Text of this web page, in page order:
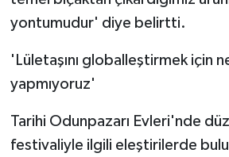
yontumudur' diye belirtti.
'Lületaşını globalleştirmek için
yapmıyoruz'
Tarihi Odunpazarı Evleri'nde
festivaliyle ilgili eleştirilerde